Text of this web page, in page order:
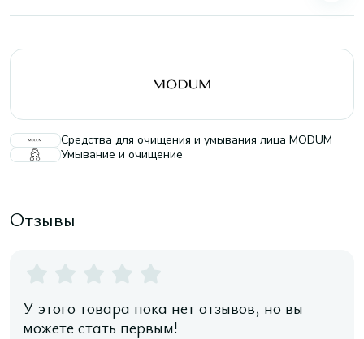
Средства для очищения и умывания лица MODUM
Умывание и очищение
Отзывы
У этого товара пока нет отзывов, но вы
можете стать первым!